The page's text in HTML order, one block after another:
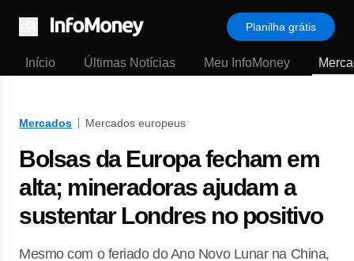
Menu
Planilha grátis
Início Últimas Notícias Meu InfoMoney
Mercados Mercados europeus
Bolsas da Europa fecham em
alta; mineradoras ajudam a
sustentar Londres no positivo
Mesmo com o feriado do Ano Novo Lunar na China,